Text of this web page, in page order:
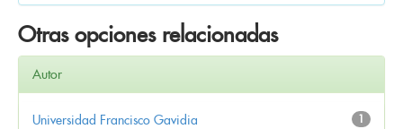
Otras opciones relacionadas
Autor
1
Universidad Francisco Gavidia